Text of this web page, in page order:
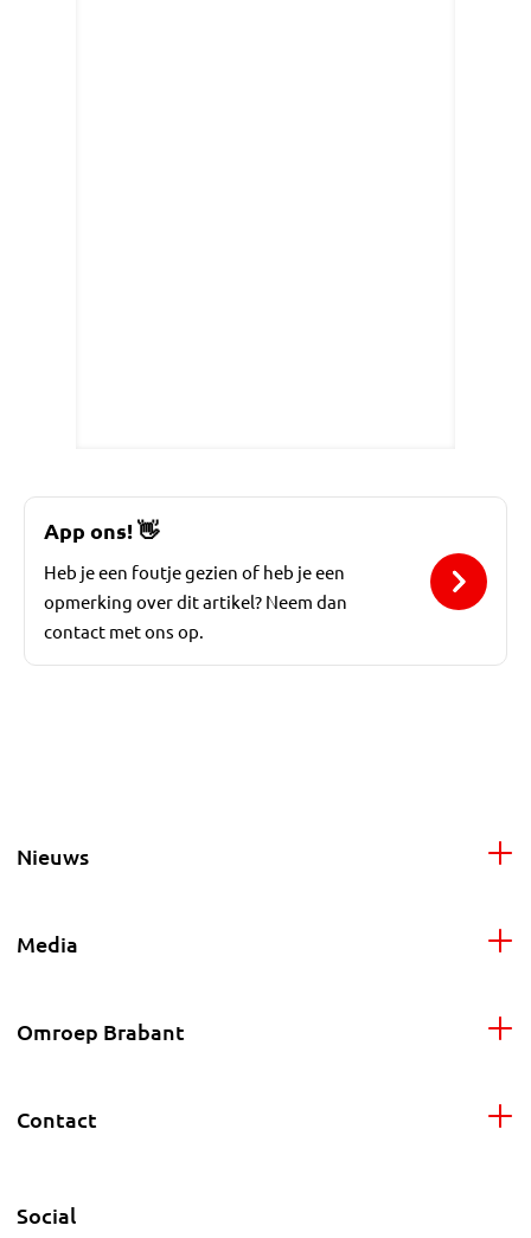
App ons!👋
Heb je een foutje gezien of heb je een
opmerking over dit artikel? Neem dan
contact met ons op.
Nieuws
Media
Omroep Brabant
Contact
Social